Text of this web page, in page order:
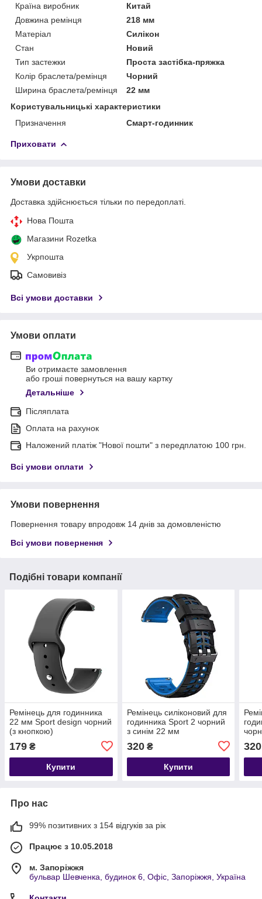
Країна виробник
Китай
Довжина ремінця
218 мм
Матеріал
Силікон
Стан
Новий
Тип застежки
Проста застібка-пряжка
Колір браслета/ремінця
Чорний
Ширина браслета/ремінця
22 мм
Користувальницькі характеристики
Призначення
Смарт-годинник
Приховати
Умови доставки
Доставка здійснюється тільки по передоплаті.
Нова Пошта
Магазини Rozetka
Укрпошта
Самовивіз
Всі умови доставки
Умови оплати
Ви отримаєте замовлення
або гроші повернуться на вашу картку
Детальніше
Післяплата
Оплата на рахунок
Наложений платіж "Нової пошти" з передплатою 100 грн.
Всі умови оплати
Умови повернення
Повернення товару впродовж 14 днів за домовленістю
Всі умови повернення
Подібні товари компанії
Ремінець для годинника
22 мм Sport design чорний
(з кнопкою)
179 ₴
Купити
Ремінець силіконовий для
годинника Sport 2 чорний
з синім 22 мм
320₴
Купити
320
Про нас
99% позитивних з 154 відгуків за рік
Працює з 10.05.2018
м. Запоріжжя
бульвар Шевченка, будинок 6, Офіс, Запоріжжя, Україна